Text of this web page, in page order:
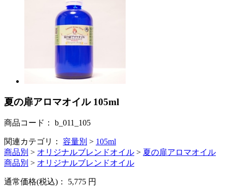
夏の扉アロマオイル 105ml
商品コード： b_011_105
関連カテゴリ： 容量別 > 105ml
商品別 > オリジナルブレンドオイル > 夏の扉アロマオイル
商品別 > オリジナルブレンドオイル
通常価格(税込)： 5,775 円